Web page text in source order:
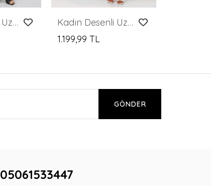
Kadın Desenli Uzun Tesettür Elbise 2585 - M.Siyah
Kadın Desenli Uzun Tesettür Elbise 2585 - D.Kahve
1.199,99 TL
GÖNDER
05061533447